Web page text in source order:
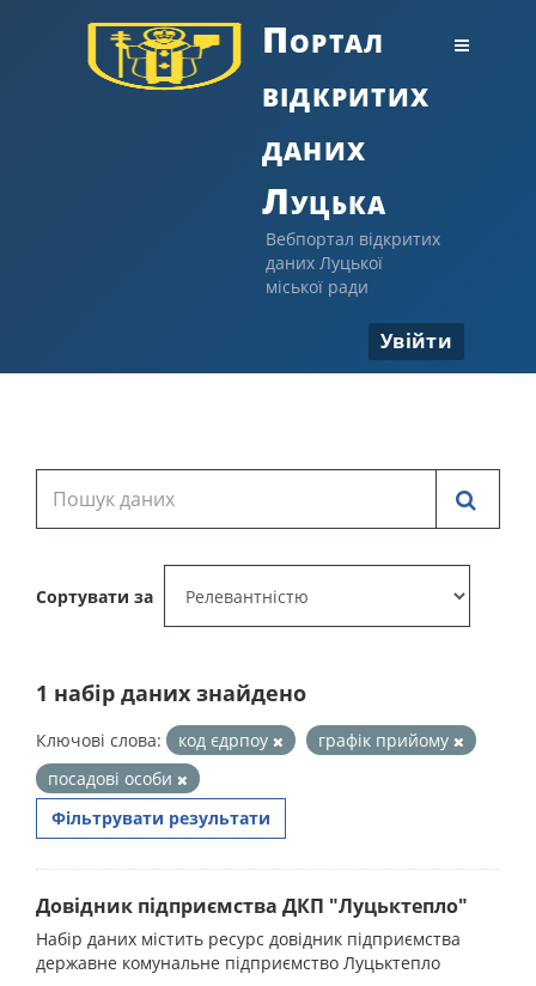
Портал
відкритих
даних
Луцька
Вебпортал відкритих
даних Луцької
міської ради
Увійти
Сортувати за
1 набір даних знайдено
Ключові слова: код єдрпоу
графік прийому
посадові особи
Фільтрувати результати
Довідник підприємства ДКП "Луцьктепло"
Набір даних містить ресурс довідник підприємства
державне комунальне підприємство Луцьктепло